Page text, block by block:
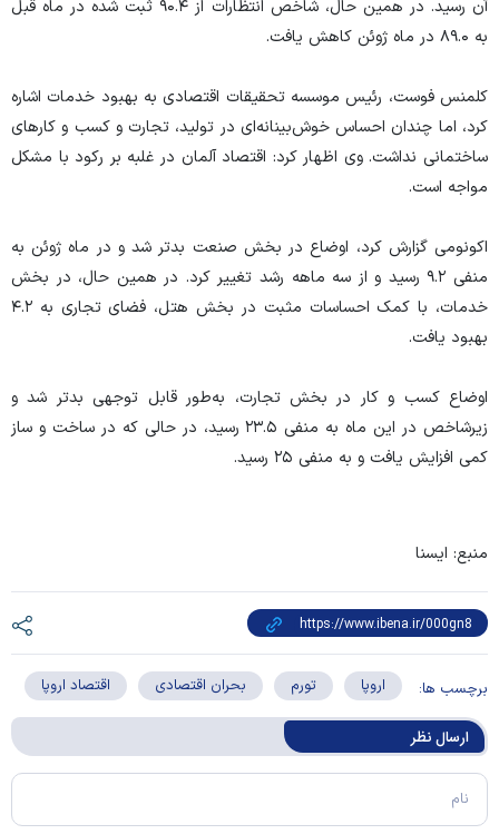
آن رسید. در همین حال، شاخص انتظارات از ۹۰.۴ ثبت شده در ماه قبل
به ۸۹.۰ در ماه ژوئن کاهش یافت.
کلمنس فوست، رئیس موسسه تحقیقات اقتصادی به بهبود خدمات اشاره
کرد، اما چندان احساس خوش‌بینانه‌ای در تولید، تجارت و کسب و کار‌های
ساختمانی نداشت. وی اظهار کرد: اقتصاد آلمان در غلبه بر رکود با مشکل
مواجه است.
اکونومی گزارش کرد، اوضاع در بخش صنعت بدتر شد و در ماه ژوئن به
منفی ۹.۲ رسید و از سه ماهه رشد تغییر کرد. در همین حال، در بخش
خدمات، با کمک احساسات مثبت در بخش هتل، فضای تجاری به ۴.۲
بهبود یافت.
اوضاع کسب و کار در بخش تجارت، به‌طور قابل توجهی بدتر شد و
زیرشاخص در این ماه به منفی ۲۳.۵ رسید، در حالی که در ساخت و ساز
کمی افزایش یافت و به منفی ۲۵ رسید.
منبع: ایسنا
برچسب ها: اروپا تورم بحران اقتصادی اقتصاد اروپا
ارسال‌ نظر